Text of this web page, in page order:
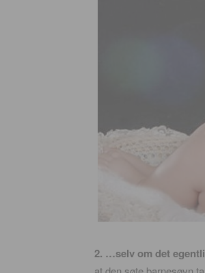
2. …selv om det